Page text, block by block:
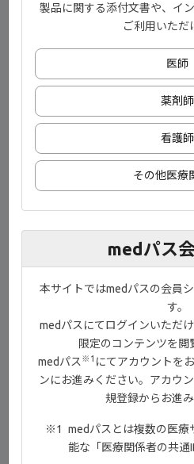
James Galloway, MB
【主要評価項目】Sharp-score
【主要評価項目】DAS28スコ
外データ）【01:42】
日本リウマチ学会 関節リウマ
訂 薬物治療アルゴリズム【
に基づくフローチャート①【
EULAR関節リウマチ治療リコ
に基づくフローチャート②【
FINCH1試験：患者背景【09:57
製品に関する添付文書や、イ
ご利用いただ
医師
薬剤師
看護師
その他医療
medパス
本サイトではmedパスの会員
す。
medパスにてログインいただ
限定のコンテンツを閲
medパス ※1 にてアカウントを
ンにお進みください。アカウ
規登録からお進み
medパスとは複数の医療
能な「医療関係者の共通